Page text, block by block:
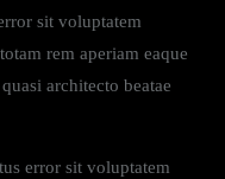
sit voluptatem
rem aperiam eaque
architecto beatae
error sit voluptatem